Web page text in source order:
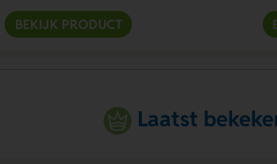
BEKIJK PRODUCT
Laatst